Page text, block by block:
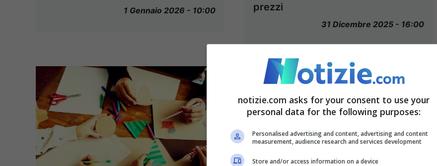
1 Gennaio 2026 - 10:00
prezzi
31 Dicembre 2025 - 16:00
notizie.com asks for your consent to use your
personal data for the following purposes:
Personalised advertising and content, advertising and content
measurement, audience research and services development
Store and/or access information on a device